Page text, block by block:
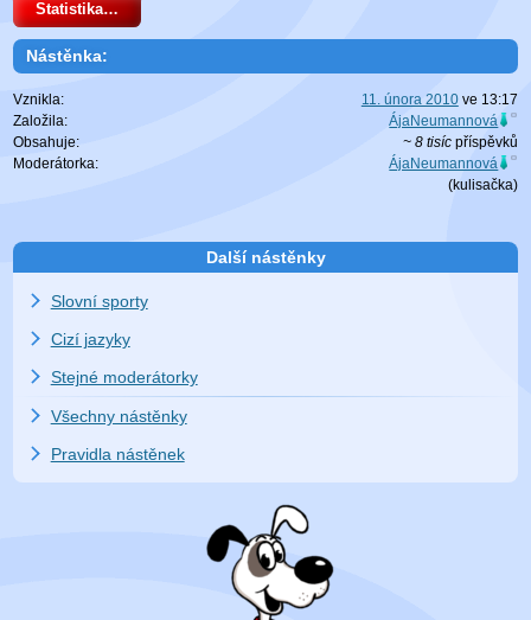
Statistika…
Nástěnka:
Vznikla: 11. února 2010ve 13:17
Založila:
ÁjaNeumannová
Obsahuje:
~ 8 tisícpříspěvků
Moderátorka:
ÁjaNeumannová
(kulisačka)
Další nástěnky
Slovní sporty
Cizí jazyky
Stejné moderátorky
Všechny nástěnky
Pravidla nástěnek